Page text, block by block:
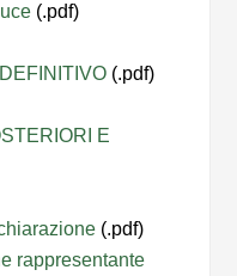
(.pdf)
(.pdf)
E
(.pdf)
rappresentante